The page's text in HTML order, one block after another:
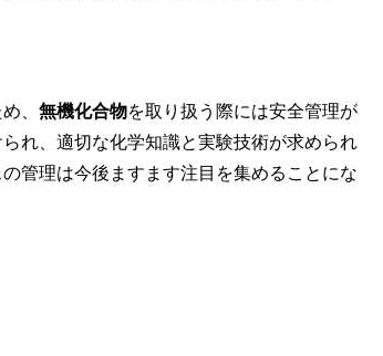
、 無機化合物を取り扱う際には安全管理が
れ、適切な化学知識と実験技術が求められ
管理は今後ますます注目を集めることにな